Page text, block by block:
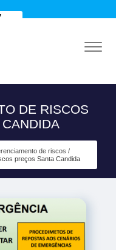
DE RISCOS
de riscos
preços Santa Candida